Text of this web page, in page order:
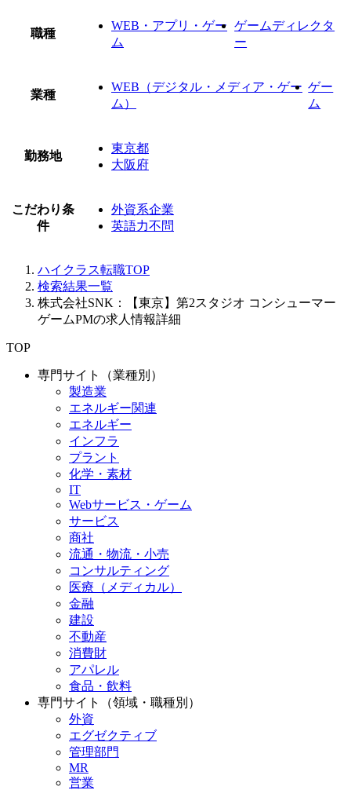
職種
WEB・アプリ・ゲー
ム
ゲームディレクタ
ー
業種
WEB（デジタル・メディア・ゲー
ム）
ゲー
ム
勤務地
東京都
大阪府
こだわり条
件
外資系企業
英語力不問
ハイクラス転職TOP
検索結果一覧
株式会社SNK：【東京】第2スタジオ コンシューマー
ゲームPMの求人情報詳細
TOP
専門サイト（業種別）
製造業
エネルギー関連
エネルギー
インフラ
プラント
化学・素材
IT
Webサービス・ゲーム
サービス
商社
流通・物流・小売
コンサルティング
医療（メディカル）
金融
建設
不動産
消費財
アパレル
食品・飲料
専門サイト（領域・職種別）
外資
エグゼクティブ
管理部門
MR
営業